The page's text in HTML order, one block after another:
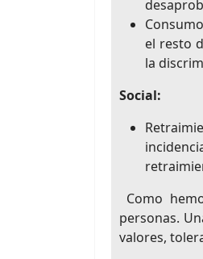
el resto
la
Social:
Como
personas.
valores,